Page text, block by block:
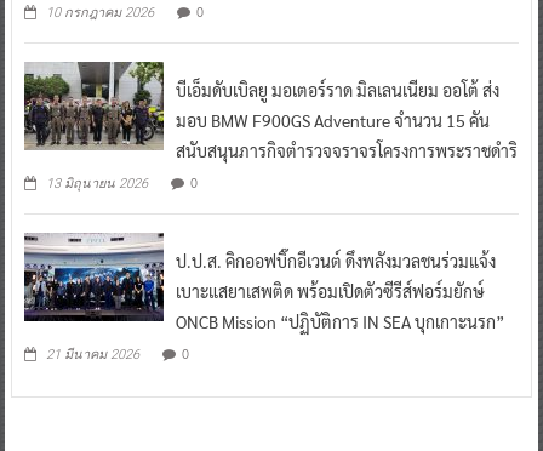
10 กรกฎาคม 2026 0
บีเอ็มดับเบิลยู มอเตอร์ราด มิลเลนเนียม ออโต้ ส่ง
มอบ BMW F900GS Adventure จำนวน 15 คัน
สนับสนุนภารกิจตำรวจจราจรโครงการพระราชดำริ
13 มิถุนายน 2026 0
ป.ป.ส. คิกออฟบิ๊กอีเวนต์ ดึงพลังมวลชนร่วมแจ้ง
เบาะแสยาเสพติด พร้อมเปิดตัวซีรีส์ฟอร์มยักษ์
ONCB Mission “ปฏิบัติการ IN SEA บุกเกาะนรก”
21 มีนาคม 2026 0